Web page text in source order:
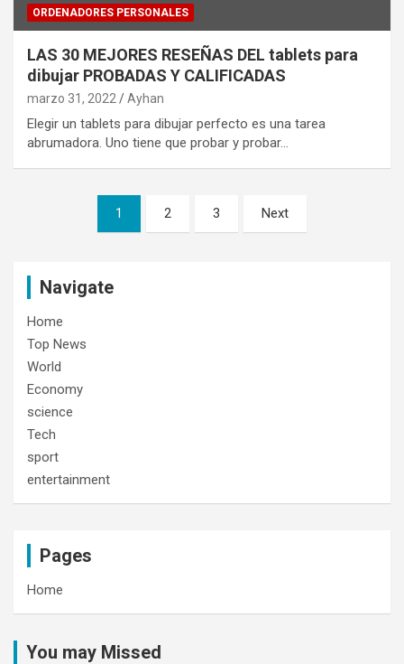
ORDENADORES PERSONALES
LAS 30 MEJORES RESEÑAS DEL tablets para
dibujar PROBADAS Y CALIFICADAS
marzo 31, 2022 Ayhan
Elegir un tablets para dibujar perfecto es una tarea
abrumadora. Uno tiene que probar y probar…
Navegación
1 2 3 Next
Navigate
Home
Top News
World
Economy
science
Tech
sport
entertainment
Pages
Home
You may Missed